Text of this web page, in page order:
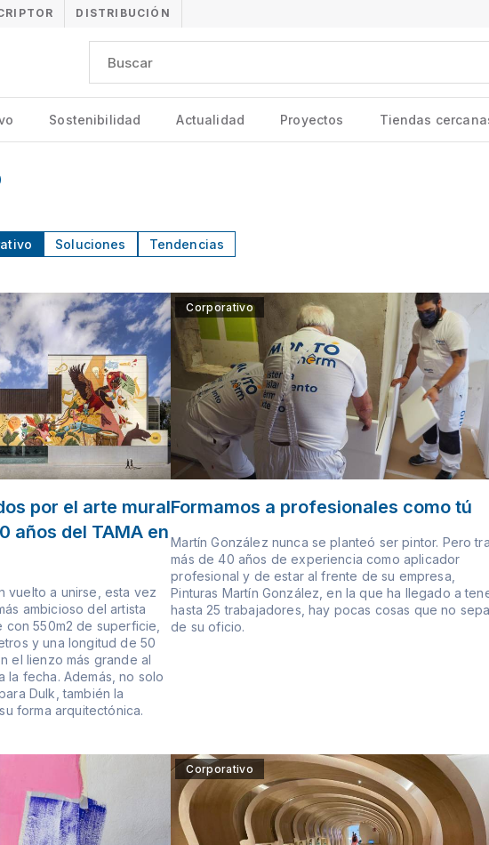
DISTRIBUCIÓN
Sostenibilidad Actualidad Proyectos Tiendas
Soluciones Tendencias
por el arte mural
años del TAMA en
vuelto a unirse, esta vez
ambicioso del artista
con 550m2 de superficie,
y una longitud de 50
el lienzo más grande al
la fecha. Además, no solo
Dulk, también la
forma arquitectónica.
Corporativo
Formamos a profesionales como tú
Martín González nunca se planteó ser pintor. Pero
más de 40 años de experiencia como aplicador
profesional y de estar al frente de su empresa,
Pinturas Martín González, en la que ha llegado a
hasta 25 trabajadores, hay pocas cosas que no sepa
de su oficio.
Corporativo